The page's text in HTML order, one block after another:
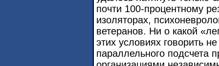
почти 100-процентному
изоляторах,
ветеранов. Ни о какой
этих условиях говорить
параллельного подсчета